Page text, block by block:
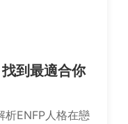
到最適合你
析ENFP人格在戀